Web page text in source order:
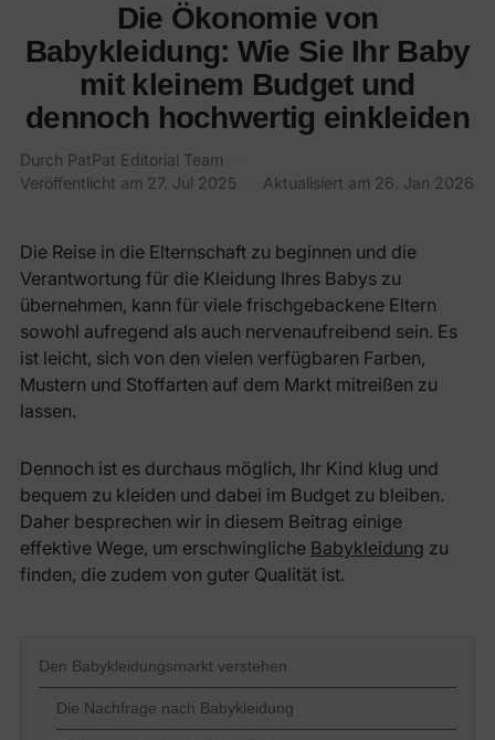
Die Ökonomie von
Babykleidung: Wie Sie Ihr Baby
mit kleinem Budget und
dennoch hochwertig einkleiden
Durch PatPat Editorial Team
Veröffentlicht am 27. Jul 2025 Aktualisiert am 26. Jan 2026
Die Reise in die Elternschaft zu beginnen und die
Verantwortung für die Kleidung Ihres Babys zu
übernehmen, kann für viele frischgebackene Eltern
sowohl aufregend als auch nervenaufreibend sein. Es
ist leicht, sich von den vielen verfügbaren Farben,
Mustern und Stoffarten auf dem Markt mitreißen zu
lassen.
Dennoch ist es durchaus möglich, Ihr Kind klug und
bequem zu kleiden und dabei im Budget zu bleiben.
Daher besprechen wir in diesem Beitrag einige
effektive Wege, um erschwingliche Babykleidung zu
finden, die zudem von guter Qualität ist.
Den Babykleidungsmarkt verstehen
Die Nachfrage nach Babykleidung